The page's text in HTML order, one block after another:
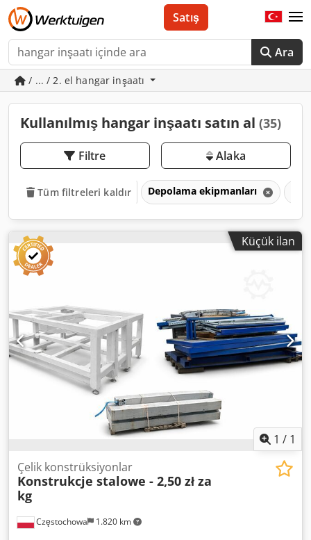
Ara
Satış
/ ... / 2. el hangar inşaatı
Kullanılmış hangar inşaatı satın al (35)
Filtre Alaka
Tüm filtreleri kaldır Depolama ekipmanları
Küçük ilan
1 / 1
Częstochowa 1.820 km
Çelik konstrüksiyonlar
Konstrukcje stalowe - 2,50 zł za
kg